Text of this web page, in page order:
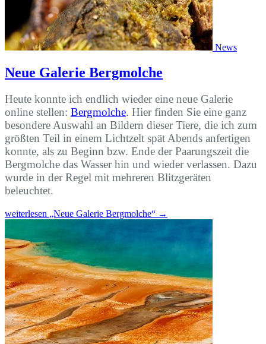
News
Neue Galerie Bergmolche
Heute konnte ich endlich wieder eine neue Galerie
online stellen: Bergmolche. Hier finden Sie eine ganz
besondere Auswahl an Bildern dieser Tiere, die ich zum
größten Teil in einem Lichtzelt spät Abends anfertigen
konnte, als zu Beginn bzw. Ende der Paarungszeit die
Bergmolche das Wasser hin und wieder verlassen. Dazu
wurde in der Regel mit mehreren Blitzgeräten
beleuchtet.
weiterlesen „Neue Galerie Bergmolche“ →